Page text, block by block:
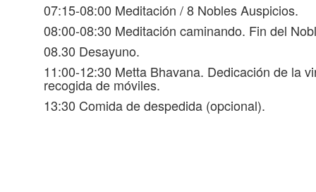
07:15-08:00 Meditación / 8 Nobles Auspicios.
08:00-08:30 Meditación caminando. Fin del
08.30 Desayuno.
11:00-12:30 Metta Bhavana. Dedicación de la
recogida de móviles.
13:30 Comida de despedida (opcional).